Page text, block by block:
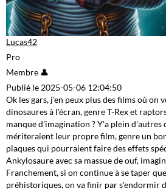
Lucas42
Pro
Membre 👤
Publié le 2025-05-06 12:04:50
Ok les gars, j'en peux plus des films où on
dinosaures à l'écran, genre T-Rex et
manque d'imagination ? Y'a plein d'autres
mériteraient leur propre film, genre un
plaques qui pourraient faire des effets
Ankylosaure avec sa massue de ouf,
Franchement, si on continue à se taper
préhistoriques, on va finir par s'endormir